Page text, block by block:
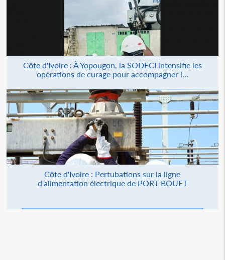
Côte d'Ivoire : À Yopougon, la SODECI intensifie les
opérations de curage pour accompagner l...
Côte d'Ivoire : Pertubations sur la ligne
d'alimentation électrique de PORT BOUET